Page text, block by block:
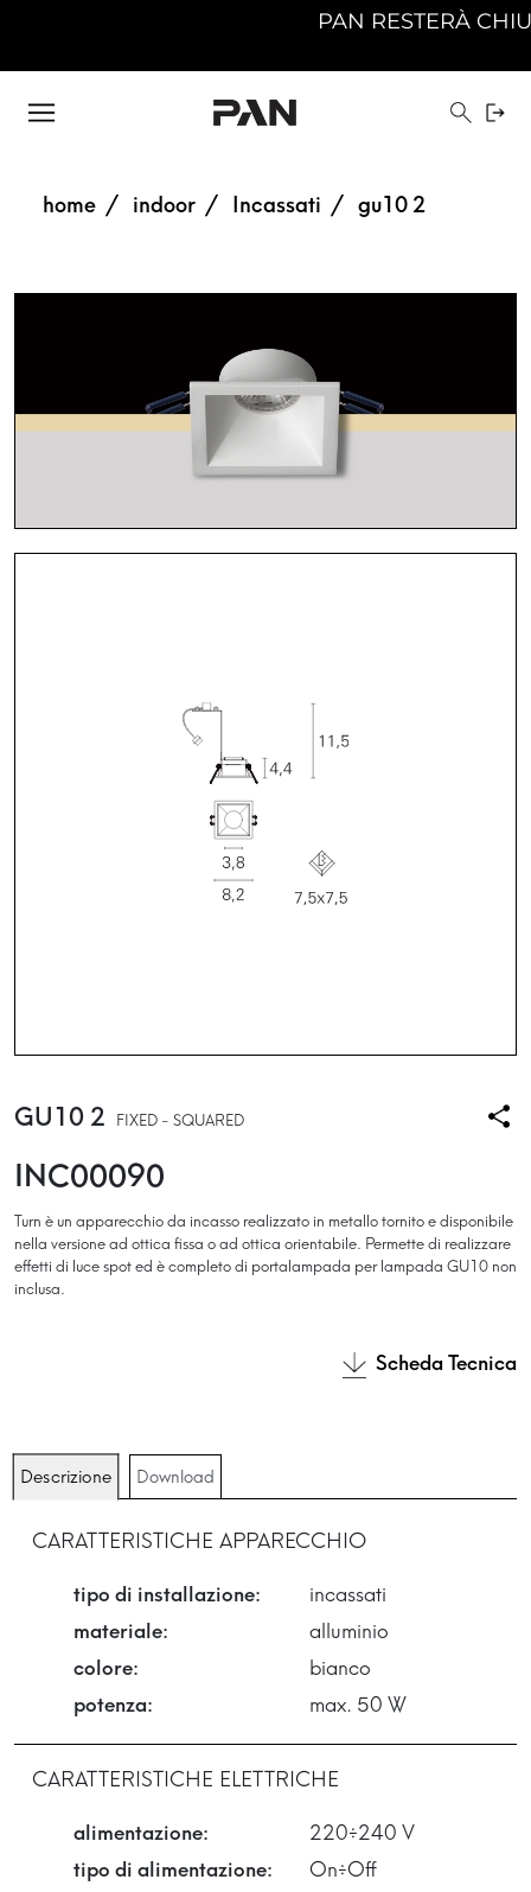
home indoor Incassati gu10 2
GU10 2 FIXED - SQUARED
INC00090
Turn è un apparecchio da incasso realizzato in metallo tornito e disponibile
nella versione ad ottica fissa o ad ottica orientabile. Permette di realizzare
effetti di luce spot ed è completo di portalampada per lampada GU10 non
inclusa.
Scheda Tecnica
Descrizione Download
CARATTERISTICHE APPARECCHIO
tipo di installazione:
incassati
materiale:
alluminio
colore:
bianco
potenza:
max. 50 W
CARATTERISTICHE ELETTRICHE
alimentazione:
220÷240 V
tipo di alimentazione:
On÷Off
PAN RESTERÀ